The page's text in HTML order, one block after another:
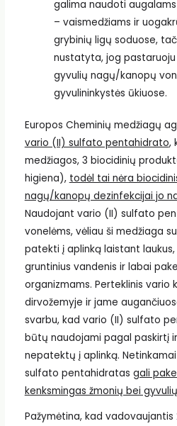
galima naudoti
– vaismedžiams ir
grybinių ligų soduose,
nustatyta, jog
gyvulių nagų/kanopų
gyvulininkystės ūkiuose.
Europos Cheminių medžiagų
vario (II) sulfato pentahidrato,
medžiagos, 3 biocidinių
higiena), todėl tai nėra
nagų/kanopų dezinfekcijai jo
Naudojant vario (II) sulfato
vonelėms, vėliau ši medžiaga
patekti į aplinką laistant
gruntinius vandenis ir labai
organizmams. Perteklinis vario
dirvožemyje ir jame
svarbu, kad vario (II) sulfato
būtų naudojami pagal paskirtį
nepatektų į aplinką.
sulfato pentahidratas gali
kenksmingas žmonių bei
Pažymėtina, kad vadovaujantis